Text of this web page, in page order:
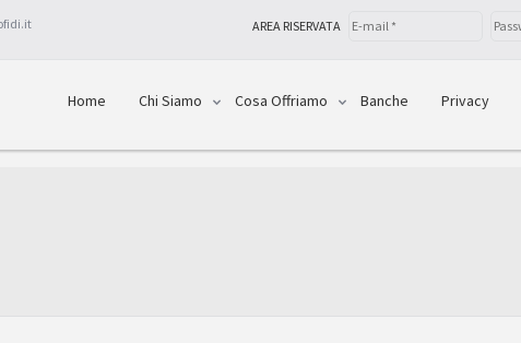
AREA RISERVATA
Home Chi Siamo Cosa Offriamo Banche Privacy